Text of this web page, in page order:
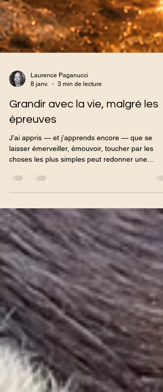
Laurence Paganucci
8 janv.
3 min de lecture
Grandir avec la vie, malgré les
épreuves
J’ai appris — et j’apprends encore — que se
profondeur immense à l’existence. Un regard. Un
déployé. Le chant d’un oiseau. Un moment de
présence vraie. Ces instants-là ne suppriment
les difficultés, mais ils les traversent autrement.
rappellent que la vie ne se résume pas à ce qui
fait mal.